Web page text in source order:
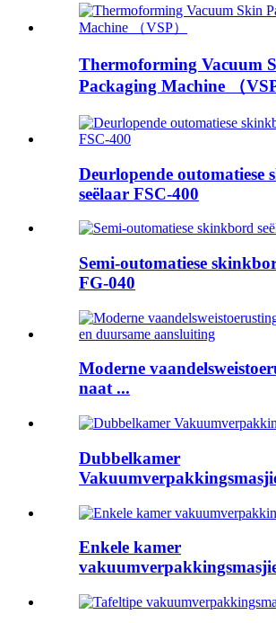
Thermoforming Vacuum
Packaging Machine （VSP
Deurlopende outomatiese
seëlaar FSC-400
Semi-outomatiese
FG-040
Moderne
naat ...
Dubbelkamer
Enkele kamer